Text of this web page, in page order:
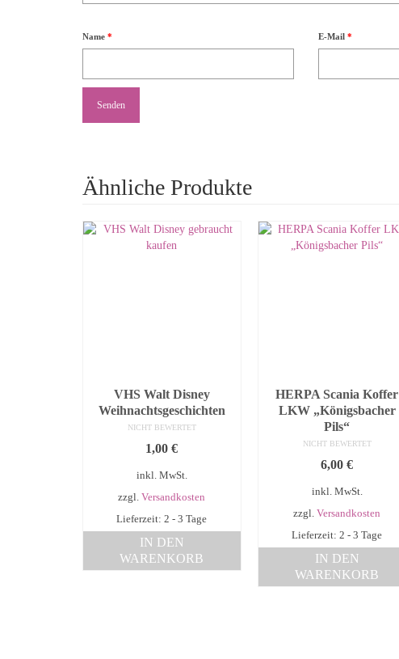
Name * E-Mail*
Ähnliche Produkte
VHS Walt Disney
Weihnachtsgeschichten
NICHT BEWERTET
1,00€
inkl. MwSt.
zzgl.Versandkosten
Lieferzeit: 2 - 3 Tage
IN DEN
WARENKORB
HERPA Scania Koffer
LKW „Königsbacher
Pils“
NICHT BEWERTET
6,00€
inkl. MwSt.
zzgl.Versandkosten
Lieferzeit: 2 - 3 Tage
IN DEN
WARENKORB